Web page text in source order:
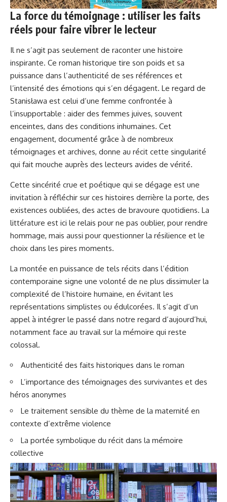
La force du témoignage : utiliser les faits
réels pour faire vibrer le lecteur
Il ne s’agit pas seulement de raconter une histoire
inspirante. Ce roman historique tire son poids et sa
puissance dans l’authenticité de ses références et
l’intensité des émotions qui s’en dégagent. Le regard de
Stanisława est celui d’une femme confrontée à
l’insupportable : aider des femmes juives, souvent
enceintes, dans des conditions inhumaines. Cet
engagement, documenté grâce à de nombreux
témoignages et archives, donne au récit cette singularité
qui fait mouche auprès des lecteurs avides de vérité.
Cette sincérité crue et poétique qui se dégage est une
invitation à réfléchir sur ces histoires derrière la porte, des
existences oubliées, des actes de bravoure quotidiens. La
littérature est ici le relais pour ne pas oublier, pour rendre
hommage, mais aussi pour questionner la résilience et le
choix dans les pires moments.
La montée en puissance de tels récits dans l’édition
contemporaine signe une volonté de ne plus dissimuler la
complexité de l’histoire humaine, en évitant les
représentations simplistes ou édulcorées. Il s’agit d’un
appel à intégrer le passé dans notre regard d’aujourd’hui,
notamment face au travail sur la mémoire qui reste
colossal.
Authenticité des faits historiques dans le roman
L’importance des témoignages des survivantes et des
héros anonymes
Le traitement sensible du thème de la maternité en
contexte d’extrême violence
La portée symbolique du récit dans la mémoire
collective